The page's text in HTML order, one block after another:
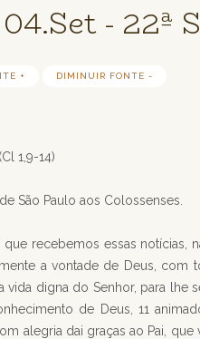
04.Set - 22ª
+ DIMINUIR FONTE -
1,9-14)
São Paulo aos Colossenses.
que recebemos essas notícias,
a vontade de Deus, com
vida digna do Senhor, para
de Deus, 11
alegria dai graças ao Pai,